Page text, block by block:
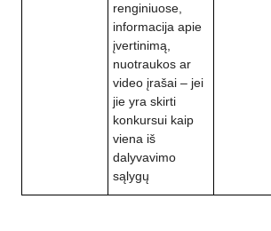
renginiuose,
informacija apie
įvertinimą,
nuotraukos ar
video įrašai – jei
jie yra skirti
konkursui kaip
viena iš
dalyvavimo
sąlygų